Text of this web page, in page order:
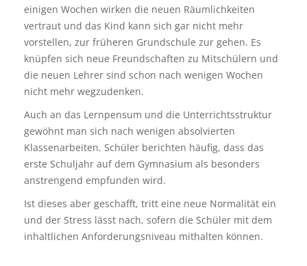
einigen Wochen wirken die neuen Räumlichkeiten
vertraut und das Kind kann sich gar nicht mehr
vorstellen, zur früheren Grundschule zur gehen. Es
knüpfen sich neue Freundschaften zu Mitschülern und
die neuen Lehrer sind schon nach wenigen Wochen
nicht mehr wegzudenken.
Auch an das Lernpensum und die Unterrichtsstruktur
gewöhnt man sich nach wenigen absolvierten
Klassenarbeiten. Schüler berichten häufig, dass das
erste Schuljahr auf dem Gymnasium als besonders
anstrengend empfunden wird.
Ist dieses aber geschafft, tritt eine neue Normalität ein
und der Stress lässt nach, sofern die Schüler mit dem
inhaltlichen Anforderungsniveau mithalten können.